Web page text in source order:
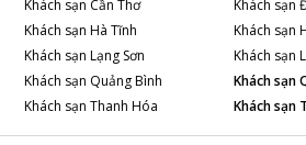
Khách sạn Cần Thơ Khách sạn
Khách sạn Hà Tĩnh Khách sạn
Khách sạn Lạng Sơn Khách sạn
Khách sạn Quảng Bình Khách sạn
Khách sạn Thanh Hóa Khách sạn